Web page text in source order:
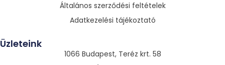
Általános szerződési feltételek
Adatkezelési tájékoztató
Üzleteink
1066 Budapest, Teréz krt. 58